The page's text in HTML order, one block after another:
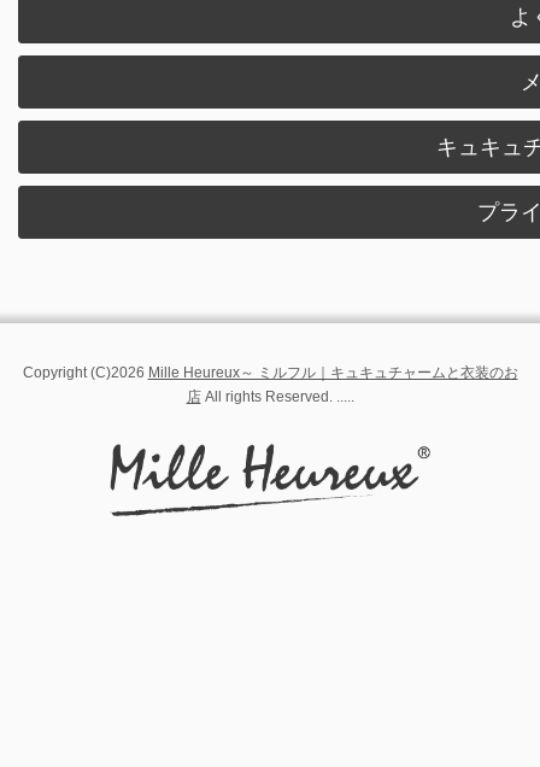
よ
キュキュ
プラ
Copyright (C)2026 Mille Heureux～ ミルフル｜キュキュチャームと衣装のお
店All rights Reserved. .....